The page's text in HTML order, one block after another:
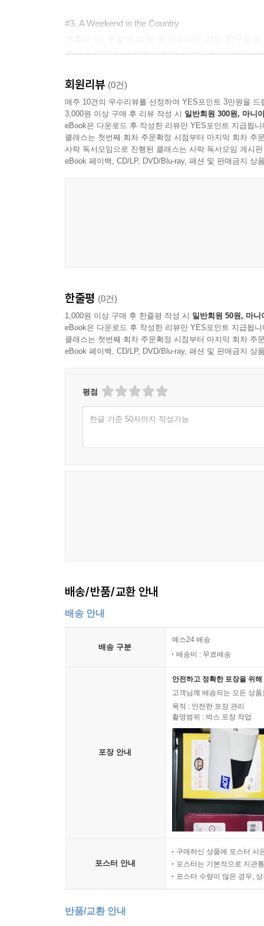
마크 체리의 음성 해설과 함께 감상할 수 있는 다
#3. A Weekend in the Country
문제로 지친 가브리엘과 함께 온천으로 떠나고, 수
#4. Like It Was
수잔은 이안과 산장에서 달콤한 시간을 보내다가
상대 선수에게 뇌물을 줬다가 발각된다. 브리는
[ Disc 2 ]
#7. Bang
브리가 올슨에게 올마가 구타당한 사진을 보여
카를로스와의 이혼이 뜻대로 되지 않자 집안의 물
알 수 없는 신경전을 벌인다. 수잔은 줄리와 오스
[ Disc 3 ]
죽은 줄 알았던 올슨의 전처, 올마가 돌아오자
없다고 말한다. 리네트는 케일라한테 더없이 따
리네트는 톰이 주류 판매 허가를 받지 못했다는
브리는 올마네 집에서 찾은 이빨을 올슨에게
만나지만 의견 차이로 이안과 다툰다. 리네트는
망친다. 한편 심리 치료를 받던 마이크는 마침내
15. The Little Things You Do Together
가브리엘은 잠에서 깨어나 곁에 누워있는 잭을
오픈한다. 수잔은 제인의 유품을 챙기러 이안과
16. My Husband, the Pig
회원리뷰 (0건)
매주 10건의 우수리뷰를 선정하여 YES포인트 3만원을 드
3,000원 이상 구매 후 리뷰 작성 시 일반회원 300원, 마니
eBook은 다운로드 후 작성한 리뷰만 YES포인트 지급됩니
클래스는 첫번째 회차 주문확정 시점부터 마지막 회차 주
사락 독서모임으로 진행된 클래스는 사락 독서모임 게시
eBook 페이백, CD/LP, DVD/Blu-ray, 패션 및 판매금지 상
한줄평 (0건)
1,000원 이상 구매 후 한줄평 작성 시 일반회원 50원, 마니
eBook은 다운로드 후 작성한 리뷰만 YES포인트 지급됩니
클래스는 첫번째 회차 주문확정 시점부터 마지막 회차 주
eBook 페이백, CD/LP, DVD/Blu-ray, 패션 및 판매금지 상
평점
한글 기준 50자까지 작성가능
배송/반품/교환 안내
배송 안내
배송 구분
예스24 배송
배송비 : 무료배송
포장 안내
안전하고 정확한 포장을 위
고객님께 배송되는 모든 상
목적 : 안전한 포장 관리
촬영범위 : 박스 포장 작업
포스터 안내
구매하신 상품에 포스터 사
포스터는 기본적으로 지관
포스터 수량이 많은 경우,
반품/교환 안내